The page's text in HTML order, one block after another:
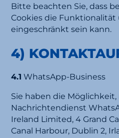
Bitte beachten Sie, dass
Cookies die Funktionalität
eingeschränkt sein kann.
4)
4.1 WhatsApp-Business
Sie haben die
Nachrichtendienst
Ireland Limited, 4 Grand
Canal Harbour, Dublin 2,